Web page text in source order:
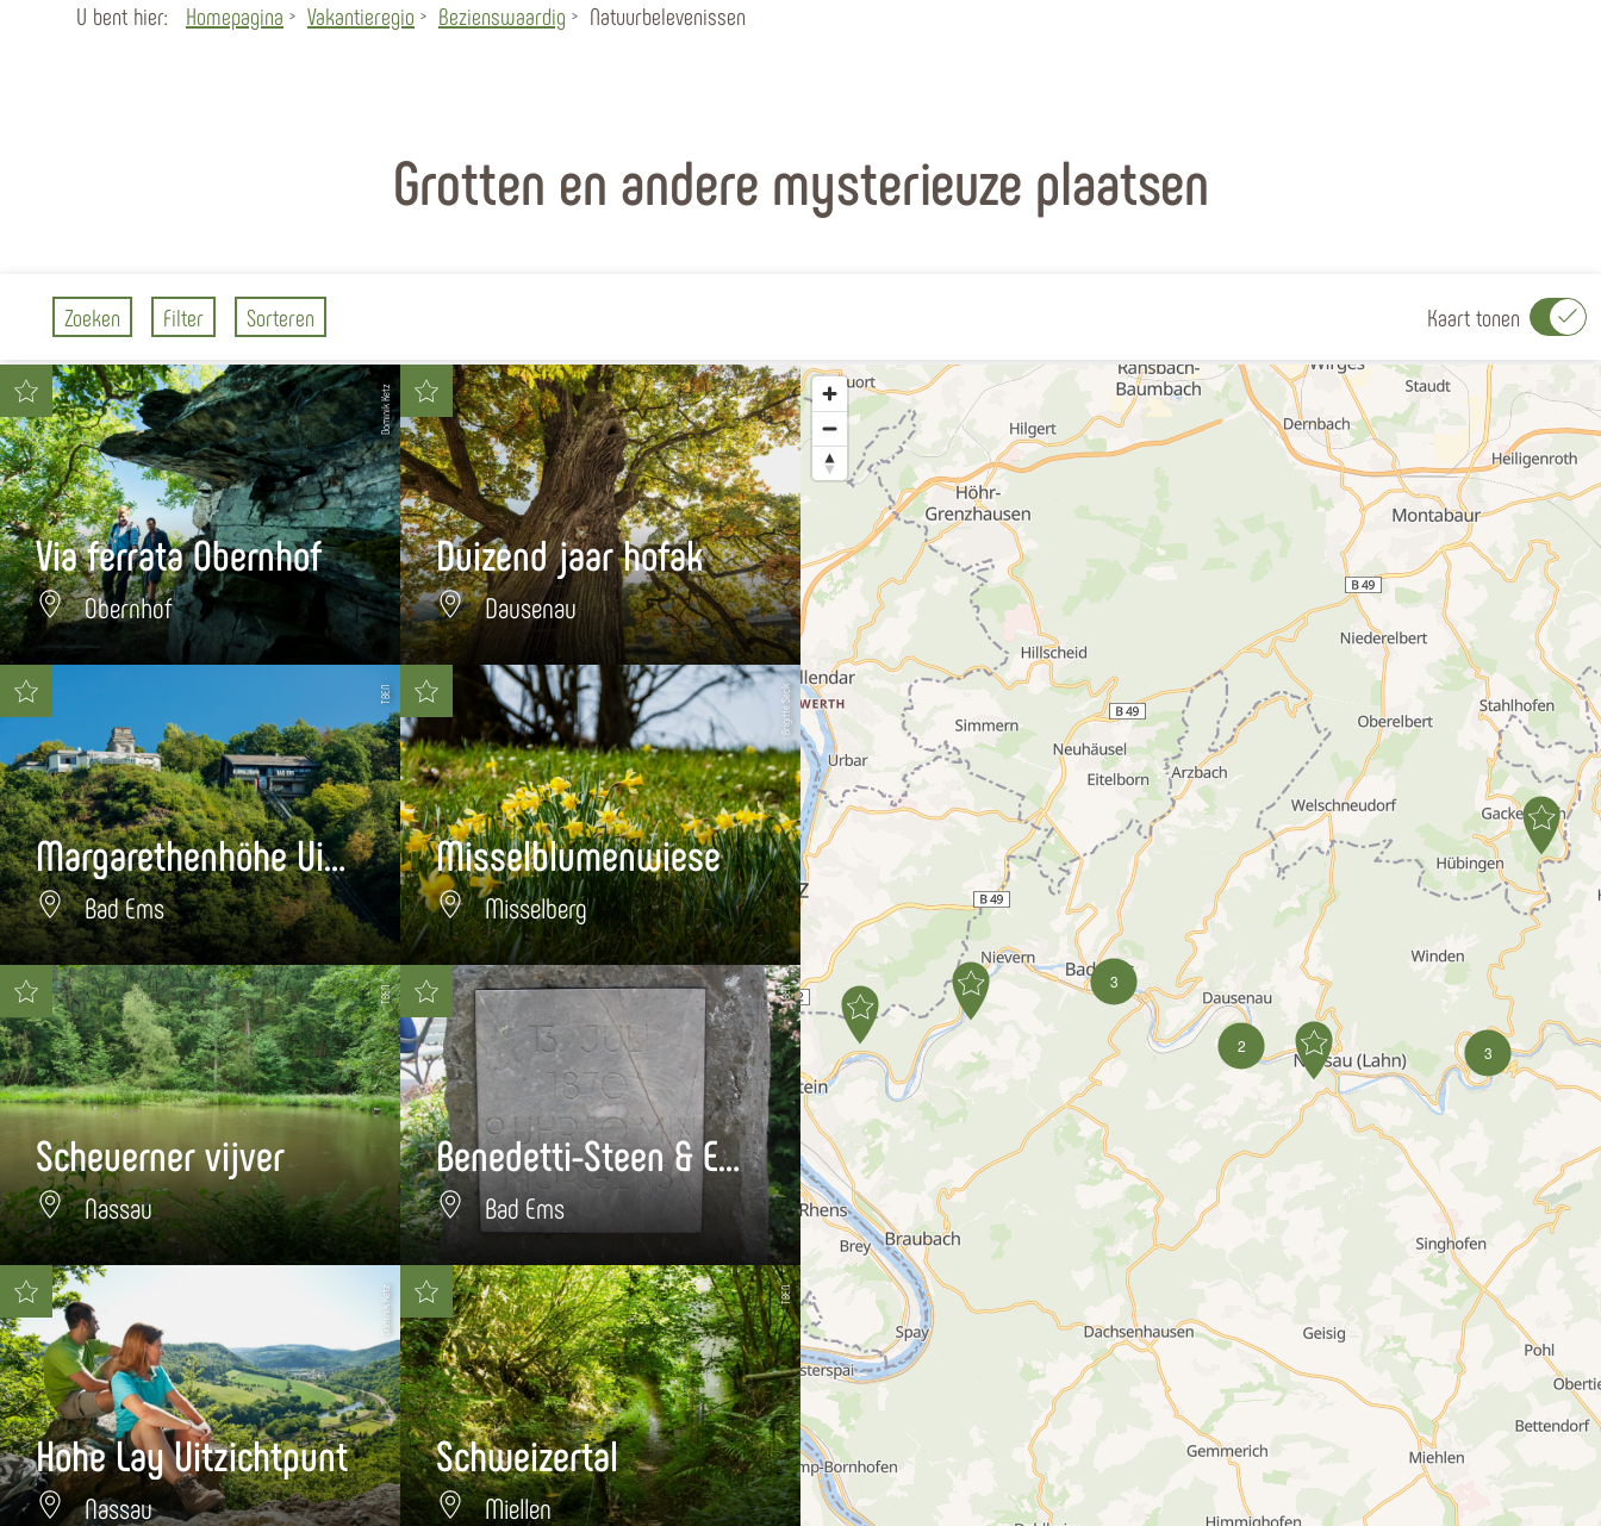
U bent hier: Homepagina Vakantieregio Bezienswaardig Natuurbelevenissen
Grotten en andere mysterieuze plaatsen
Zoeken Filter Sorteren Kaart tonen
Dominik Ketz
Via ferrata Obernhof
Obernhof
Duizend jaar hofak
Dausenau
TBEN
Margarethenhöhe Uitkijkpunt
Bad Ems
Brigitte Seck
Misselblumenwiese
Misselberg
TBEN
Scheuerner vijver
Nassau
TBEN
Benedetti-Steen & Emser Depesche
Bad Ems
Dominik Ketz
Hohe Lay Uitzichtpunt
Nassau
TBEN
Schweizertal
Miellen
3
2
3